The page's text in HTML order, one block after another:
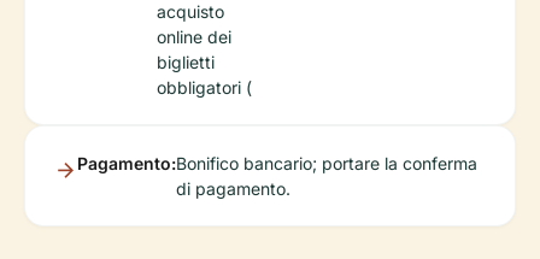
acquisto
online dei
biglietti
obbligatori (
Pagamento:Bonifico bancario; portare la conferma
di pagamento.